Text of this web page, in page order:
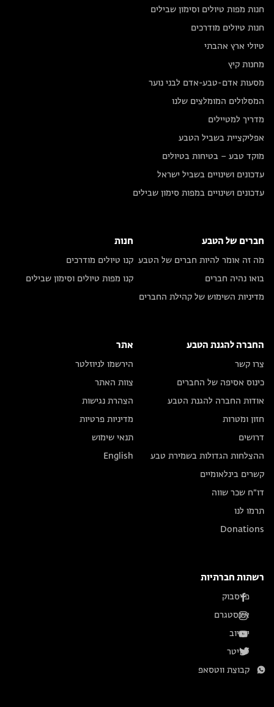
חנות מפות טיולים וסימון שבילים
חנות טיולים מודרכים
טיולי ארץ אהבתי
מחנות קיץ
מסעות אדם-טבע-אדם לבני נוער
המסלולים המומלצים שלנו
מדריך למטיילים
אפליקציית בשביל הטבע
מוקד טבע – בטיחות בטיולים
עדכונים ושינויים בשביל ישראל
עדכונים ושינויים במפות סימון שבילים
חברים של הטבע
מה זה אומר להיות חברים של הטבע
בואו נהיה חברים
מדיניות השימוש של קהילת החברים
חנות
קנו טיולים מודרכים
קנו מפות טיולים וסימון שבילים
החברה להגנת הטבע
צרו קשר
כינוס אסיפה של החברים
אודות החברה להגנת הטבע
חזון ומטרות
דרושים
ההצלחות הגדולות בשמירת טבע
קשרים בינלאומיים
דו״ח שכר שווה
תרמו לנו
Donations
אתר
הירשמו לניוזלטר
צוות האתר
הצהרת נגישות
מדיניות פרטיות
תנאי שימוש
English
רשתות חברתיות
פייסבוק
אינסטגרם
יוטיוב
טוויטר
קבוצת ווטסאפ